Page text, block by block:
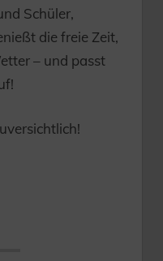
Schüler,
die freie Zeit,
– und passt